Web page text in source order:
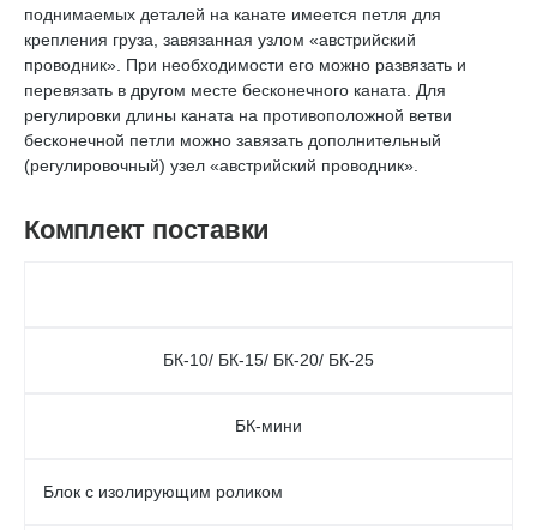
поднимаемых деталей на канате имеется петля для
крепления груза, завязанная узлом «австрийский
проводник». При необходимости его можно развязать и
перевязать в другом месте бесконечного каната. Для
регулировки длины каната на противоположной ветви
бесконечной петли можно завязать дополнительный
(регулировочный) узел «австрийский проводник».
Комплект поставки
БК-10/ БК-15/ БК-20/ БК-25
БК-мини
Блок с изолирующим роликом